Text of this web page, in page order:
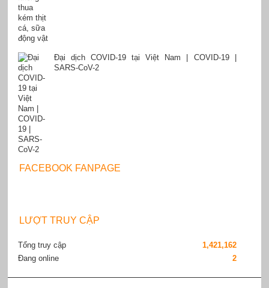
Đại dịch COVID-19 tại Việt Nam | COVID-19 |
SARS-CoV-2
FACEBOOK FANPAGE
LƯỢT TRUY CẬP
Tổng truy cập
1,421,162
Đang online
2